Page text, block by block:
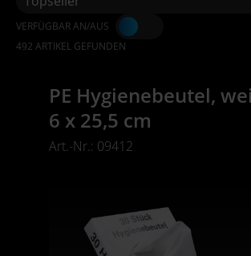
VERFÜGBAR AN/AUS
492 ARTIKEL GEFUNDEN
PE Hygienebeutel,
6 x 25,5 cm
Art.-Nr.: 09412